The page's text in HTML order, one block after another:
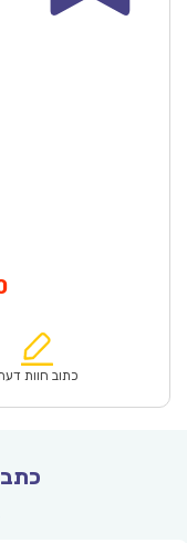
₪67.00.
המחיר
הוא:
כתוב חוות